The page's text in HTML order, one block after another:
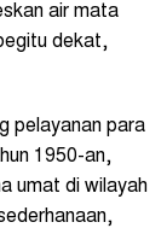
air mata
dekat,
pelayanan para
1950-an,
umat di wilayah